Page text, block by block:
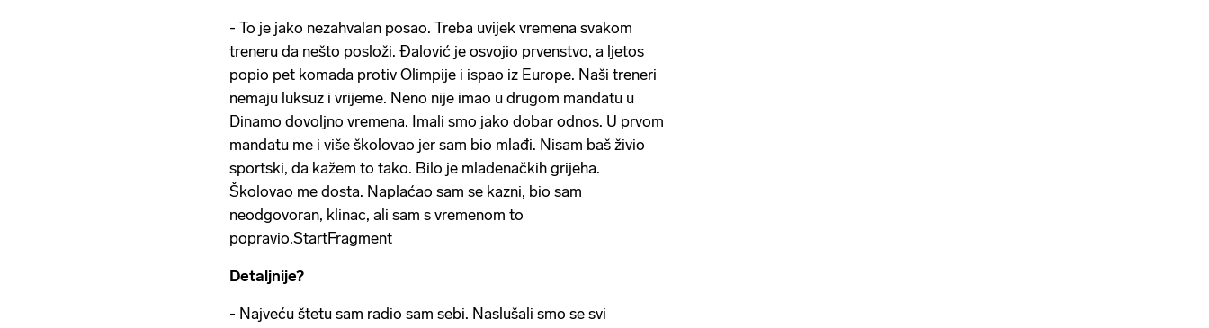
- To je jako nezahvalan posao. Treba uvijek vremena svakom
treneru da nešto posloži. Đalović je osvojio prvenstvo, a ljetos
popio pet komada protiv Olimpije i ispao iz Europe. Naši treneri
nemaju luksuz i vrijeme. Neno nije imao u drugom mandatu u
Dinamo dovoljno vremena. Imali smo jako dobar odnos. U prvom
mandatu me i više školovao jer sam bio mlađi. Nisam baš živio
sportski, da kažem to tako. Bilo je mladenačkih grijeha.
Školovao me dosta. Naplaćao sam se kazni, bio sam
neodgovoran, klinac, ali sam s vremenom to
popravio.StartFragment
Detaljnije?
- Najveću štetu sam radio sam sebi. Naslušali smo se svi